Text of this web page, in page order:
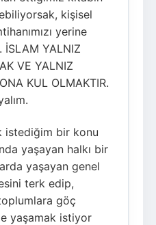
kişisel
yerine
YALNIZ
VE YALNIZ
KUL OLMAKTIR.
istediğim bir konu
yaşayan halkı bir
yaşayan genel
terk edip,
göç
yaşamak istiyor